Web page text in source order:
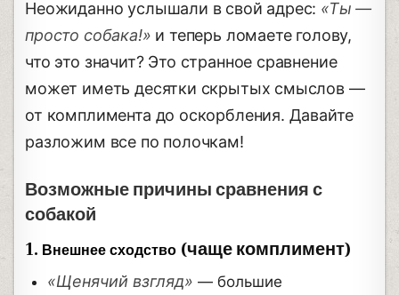
Неожиданно услышали в свой адрес: «Ты —
просто собака!» и теперь ломаете голову,
что это значит? Это странное сравнение
может иметь десятки скрытых смыслов —
от комплимента до оскорбления. Давайте
разложим все по полочкам!
Возможные причины сравнения с
собакой
1. Внешнее сходство (чаще комплимент)
«Щенячий взгляд» — большие